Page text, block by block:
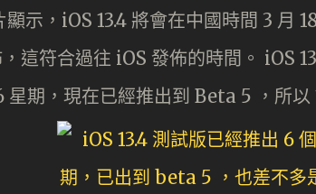
示，iOS 13.4 將會在中國時間 3 月
這符合過往 iOS 發佈的時間。 iOS
星期，現在已經推出到 Beta 5 ，所以